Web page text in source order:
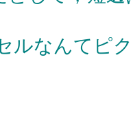
ルなんてピ